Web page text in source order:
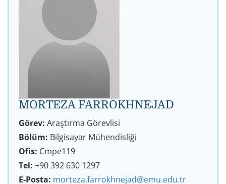
MORTEZA FARROKHNEJAD
Görev: Araştırma Görevlisi
Bölüm: Bilgisayar Mühendisliği
Ofis: Cmpe119
Tel: +90 392 630 1297
E-Posta: morteza.farrokhnejad@emu.edu.tr